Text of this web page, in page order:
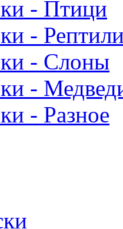
- Птици
-
- Слоны
-
- Разное